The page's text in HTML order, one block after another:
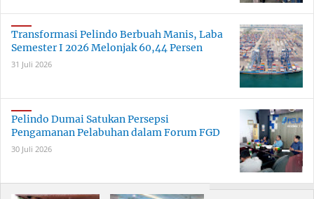
Transformasi Pelindo Berbuah Manis, Laba
Semester I 2026 Melonjak 60,44 Persen
31 Juli 2026
Pelindo Dumai Satukan Persepsi
Pengamanan Pelabuhan dalam Forum FGD
30 Juli 2026